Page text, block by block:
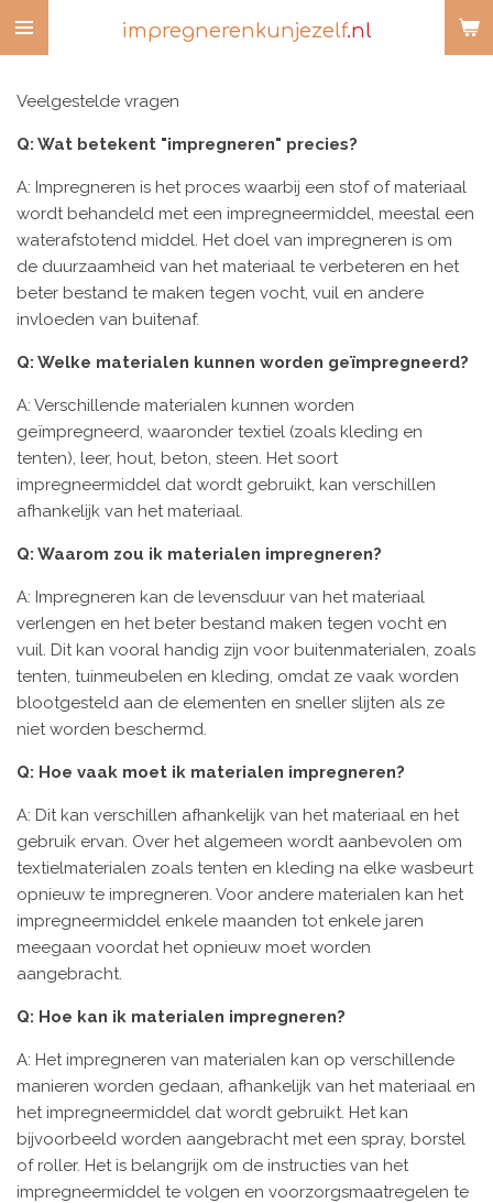
Ga
de
impregnerenkunjezelf.nl
Veelgestelde vragen
Q: Wat betekent "impregneren" precies?
A: Impregneren is het proces waarbij een stof of materiaal
wordt behandeld met een impregneermiddel, meestal een
waterafstotend middel. Het doel van impregneren is om
de duurzaamheid van het materiaal te verbeteren en het
beter bestand te maken tegen vocht, vuil en andere
invloeden van buitenaf.
Q: Welke materialen kunnen worden geïmpregneerd?
A: Verschillende materialen kunnen worden
geïmpregneerd, waaronder textiel (zoals kleding en
tenten), leer, hout, beton, steen. Het soort
impregneermiddel dat wordt gebruikt, kan verschillen
afhankelijk van het materiaal.
Q: Waarom zou ik materialen impregneren?
A: Impregneren kan de levensduur van het materiaal
verlengen en het beter bestand maken tegen vocht en
vuil. Dit kan vooral handig zijn voor buitenmaterialen, zoals
tenten, tuinmeubelen en kleding, omdat ze vaak worden
blootgesteld aan de elementen en sneller slijten als ze
niet worden beschermd.
Q: Hoe vaak moet ik materialen impregneren?
A: Dit kan verschillen afhankelijk van het materiaal en het
gebruik ervan. Over het algemeen wordt aanbevolen om
textielmaterialen zoals tenten en kleding na elke wasbeurt
opnieuw te impregneren. Voor andere materialen kan het
impregneermiddel enkele maanden tot enkele jaren
meegaan voordat het opnieuw moet worden
aangebracht.
Q: Hoe kan ik materialen impregneren?
A: Het impregneren van materialen kan op verschillende
manieren worden gedaan, afhankelijk van het materiaal en
het impregneermiddel dat wordt gebruikt. Het kan
bijvoorbeeld worden aangebracht met een spray, borstel
of roller. Het is belangrijk om de instructies van het
impregneermiddel te volgen en voorzorgsmaatregelen te